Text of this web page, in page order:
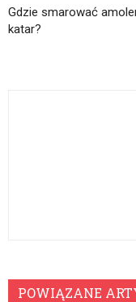
Gdzie smarować
katar?
POWIĄZANE